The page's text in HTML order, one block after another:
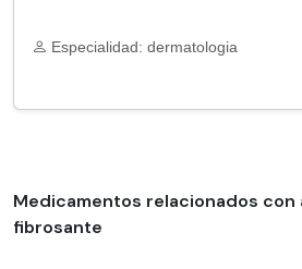
Especialidad: dermatologia
Medicamentos relacionados con
fibrosante